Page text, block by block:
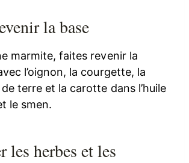
la base
marmite, faites revenir la
l’oignon, la courgette, la
terre et la carotte dans l’huile
le smen.
les herbes et les